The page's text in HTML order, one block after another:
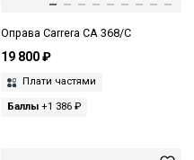
Оправа Carrera CA 368/C
19 800 ₽
Плати частями
Баллы+1 386 ₽